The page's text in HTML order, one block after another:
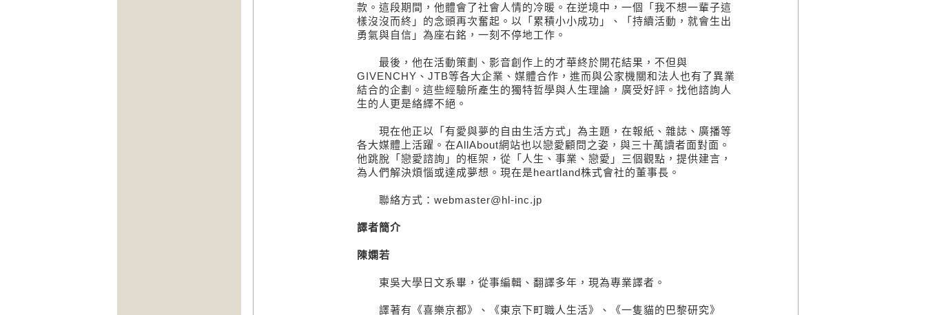
款。這段期間，他體會了社會人情的冷暖。在逆境中，一個「我不想一輩子這
樣沒沒而終」的念頭再次奮起。以「累積小小成功」、「持續活動，就會生出
勇氣與自信」為座右銘，一刻不停地工作。
最後，他在活動策劃、影音創作上的才華終於開花結果，不但與
GIVENCHY、JTB等各大企業、媒體合作，進而與公家機關和法人也有了異業
結合的企劃。這些經驗所產生的獨特哲學與人生理論，廣受好評。找他諮詢人
生的人更是絡繹不絕。
現在他正以「有愛與夢的自由生活方式」為主題，在報紙、雜誌、廣播等
各大媒體上活躍。在AllAbout網站也以戀愛顧問之姿，與三十萬讀者面對面。
他跳脫「戀愛諮詢」的框架，從「人生、事業、戀愛」三個觀點，提供建言，
為人們解決煩惱或達成夢想。現在是heartland株式會社的董事長。
聯絡方式：webmaster@hl-inc.jp
譯者簡介
陳嫻若
東吳大學日文系畢，從事編輯、翻譯多年，現為專業譯者。
譯著有《喜樂京都》、《東京下町職人生活》、《一隻貓的巴黎研究》